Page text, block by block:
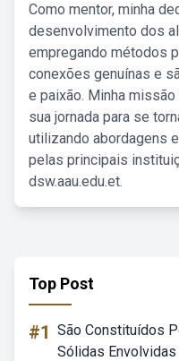
Como mentor, minha
desenvolvimento dos
empregando métodos
conexões genuínas e
e paixão. Minha
sua jornada para se
utilizando abordagens
pelas principais
dsw.aau.edu.et.
Top Post
#1 São Constituídos
Sólidas Envolvidas